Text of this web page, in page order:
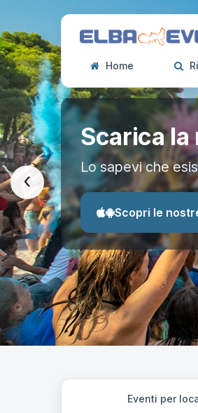
Home
Scarica la
Lo sapevi che
Scopri le
‹
Eventi per